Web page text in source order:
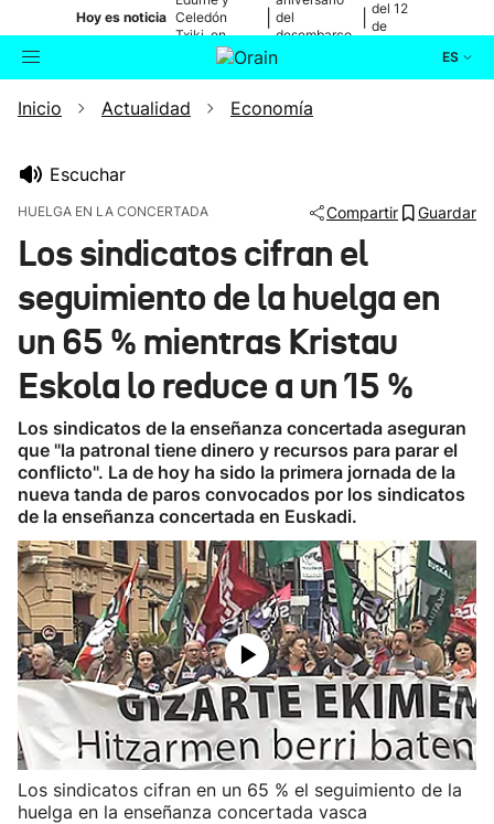
Hoy es noticia Celedón
Txiki, en
directo
del
desembarco
de Elkano
del 12
de
ES
Buscador Actualidad
Ikusmiran
Eguraldia
Inicio Actualidad Economía
Escuchar
HUELGA EN LA CONCERTADA Compartir Guardar
Los sindicatos cifran el
seguimiento de la huelga en
un 65 % mientras Kristau
Eskola lo reduce a un 15 %
Los sindicatos de la enseñanza concertada aseguran
que "la patronal tiene dinero y recursos para parar el
conflicto". La de hoy ha sido la primera jornada de la
nueva tanda de paros convocados por los sindicatos
de la enseñanza concertada en Euskadi.
Los sindicatos cifran en un 65 % el seguimiento de la
huelga en la enseñanza concertada vasca